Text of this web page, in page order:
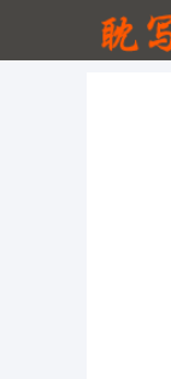
折纸
丨8